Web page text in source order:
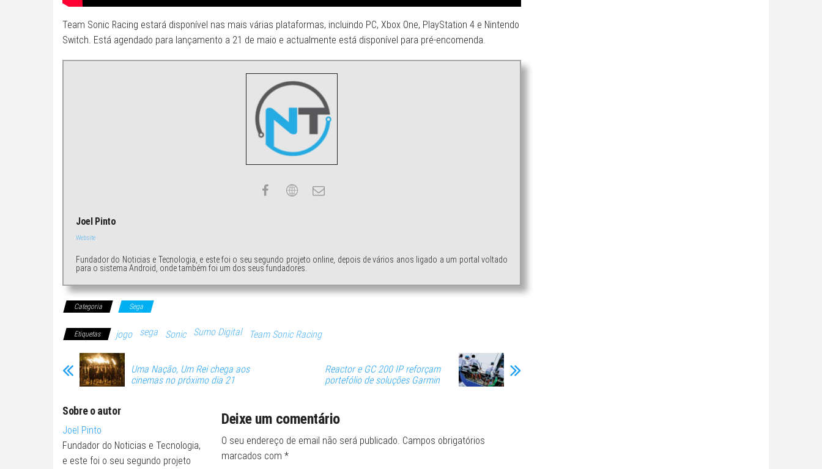
Team Sonic Racing estará disponível nas mais várias plataformas, incluindo PC, Xbox One, PlayStation 4 e Nintendo
Switch. Está agendado para lançamento a 21 de maio e actualmente está disponível para pré-encomenda.
Joel Pinto
Website
Fundador do Noticias e Tecnologia, e este foi o seu segundo projeto online, depois de vários anos ligado a um portal voltado
para o sistema Android, onde também foi um dos seus fundadores.
Categoria Sega
Etiquetas jogo sega Sonic Sumo Digital Team Sonic Racing
Uma Nação, Um Rei chega aos
cinemas no próximo dia 21
Reactor e GC 200 IP reforçam
portefólio de soluções Garmin
Sobre o autor
Joel Pinto
Fundador do Noticias e Tecnologia,
e este foi o seu segundo projeto
Deixe um comentário
O seu endereço de email não será publicado. Campos obrigatórios
marcados com *